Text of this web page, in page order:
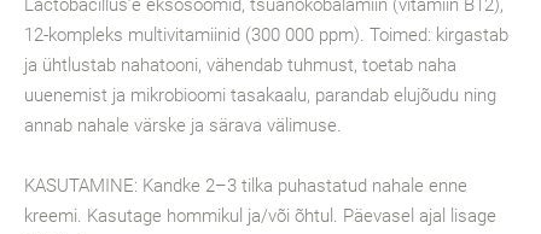
Lactobacillus’e eksosoomid, tsüanokobalamiin (vitamiin B12),
12-kompleks multivitamiinid (300 000 ppm). Toimed: kirgastab
ja ühtlustab nahatooni, vähendab tuhmust, toetab naha
uuenemist ja mikrobioomi tasakaalu, parandab elujõudu ning
annab nahale värske ja särava välimuse.
KASUTAMINE: Kandke 2–3 tilka puhastatud nahale enne
kreemi. Kasutage hommikul ja/või õhtul. Päevasel ajal lisage